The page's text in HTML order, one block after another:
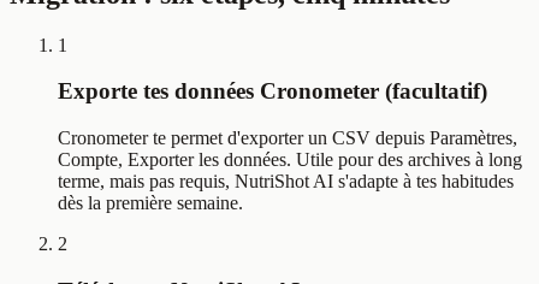
1
Exporte tes données Cronometer (facultatif)
Cronometer te permet d'exporter un CSV depuis Paramètres,
Compte, Exporter les données. Utile pour des archives à long
terme, mais pas requis, NutriShot AI s'adapte à tes habitudes
dès la première semaine.
2